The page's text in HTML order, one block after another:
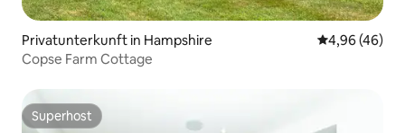
Privatunterkunft in Hampshire
4,96 (46)
Copse Farm Cottage
Superhost
Superhost